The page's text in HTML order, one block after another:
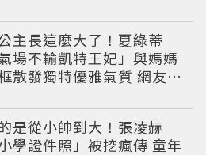
主長這麼大了！夏綠蒂
氣場不輸凱特王妃」與媽媽
散發獨特優雅氣質 網友狂
是從小帥到大！張凌赫
小學證件照」被挖瘋傳 童年